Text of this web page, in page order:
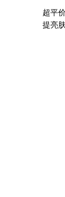
超平
提亮